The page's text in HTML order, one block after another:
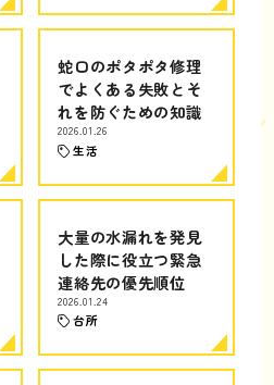
蛇口のポタポタ修理
でよくある失敗とそ
れを防ぐための知識
2026.01.26
生活
大量の水漏れを発見
した際に役立つ緊急
連絡先の優先順位
2026.01.24
台所